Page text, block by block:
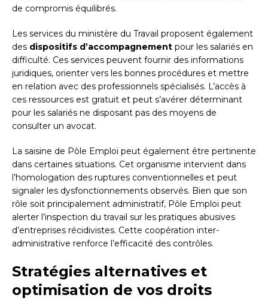
de compromis équilibrés.
Les services du ministère du Travail proposent également
des dispositifs d’accompagnement pour les salariés en
difficulté. Ces services peuvent fournir des informations
juridiques, orienter vers les bonnes procédures et mettre
en relation avec des professionnels spécialisés. L’accès à
ces ressources est gratuit et peut s’avérer déterminant
pour les salariés ne disposant pas des moyens de
consulter un avocat.
La saisine de Pôle Emploi peut également être pertinente
dans certaines situations. Cet organisme intervient dans
l’homologation des ruptures conventionnelles et peut
signaler les dysfonctionnements observés. Bien que son
rôle soit principalement administratif, Pôle Emploi peut
alerter l’inspection du travail sur les pratiques abusives
d’entreprises récidivistes. Cette coopération inter-
administrative renforce l’efficacité des contrôles.
Stratégies alternatives et
optimisation de vos droits